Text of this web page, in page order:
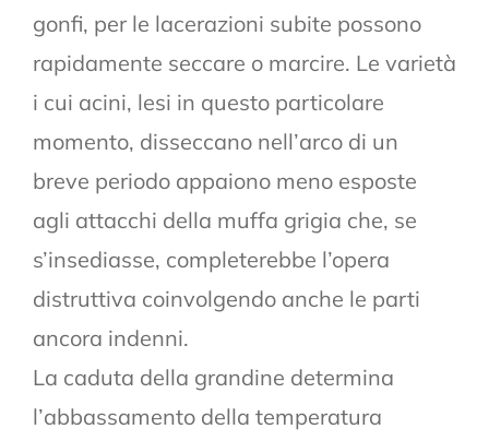
gonfi, per le lacerazioni subite possono
rapidamente seccare o marcire. Le varietà
i cui acini, lesi in questo particolare
momento, disseccano nell’arco di un
breve periodo appaiono meno esposte
agli attacchi della muffa grigia che, se
s’insediasse, completerebbe l’opera
distruttiva coinvolgendo anche le parti
ancora indenni.
La caduta della grandine determina
l’abbassamento della temperatura